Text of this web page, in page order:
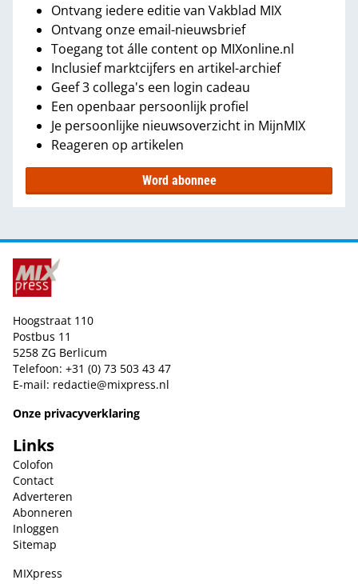
Ontvang iedere editie van Vakblad MIX
Ontvang onze email-nieuwsbrief
Toegang tot álle content op MIXonline.nl
Inclusief marktcijfers en artikel-archief
Geef 3 collega's een login cadeau
Een openbaar persoonlijk profiel
Je persoonlijke nieuwsoverzicht in MijnMIX
Reageren op artikelen
Word abonnee
Hoogstraat 110
Postbus 11
5258 ZG Berlicum
Telefoon: +31 (0) 73 503 43 47
E-mail: redactie@mixpress.nl
Onze privacyverklaring
Links
Colofon
Contact
Adverteren
Abonneren
Inloggen
Sitemap
MIXpress